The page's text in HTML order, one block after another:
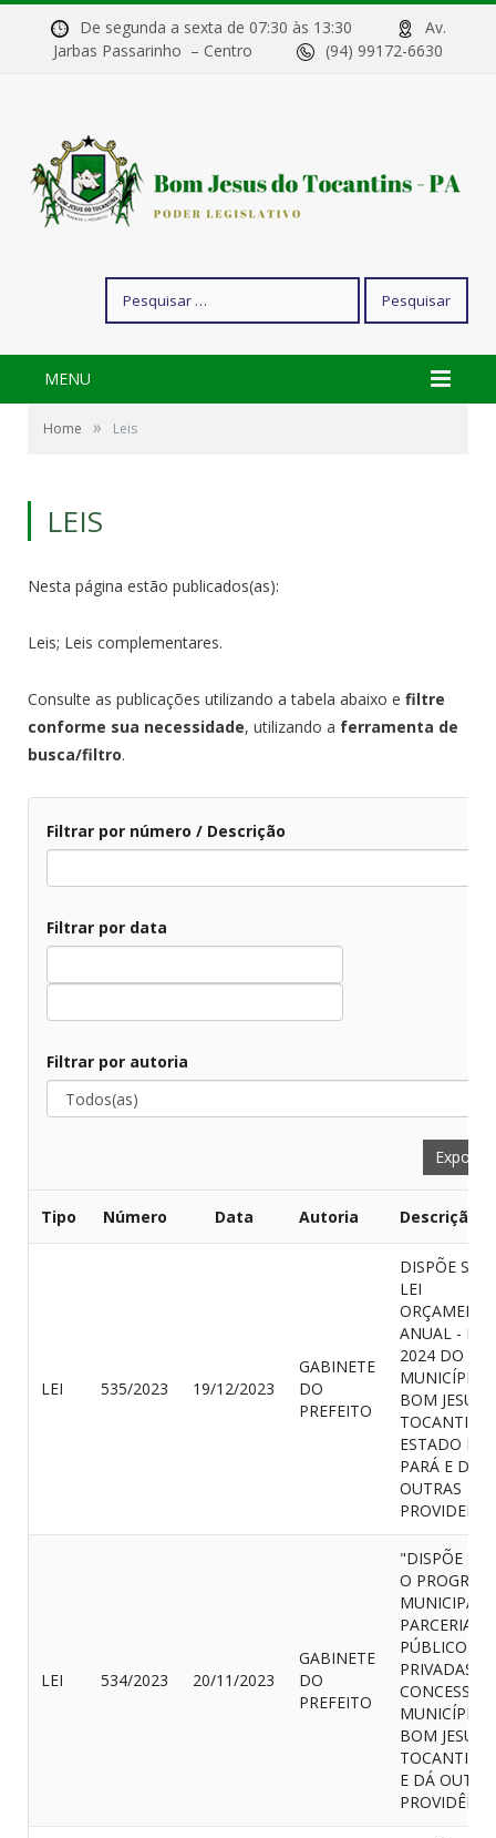
De segunda a sexta de 07:30 às 13:30
Av.
Jarbas Passarinho – Centro
(94) 99172-6630
por:
MENU
Home » Leis
LEIS
Nesta página estão publicados(as):
Leis; Leis complementares.
Consulte as publicações utilizando a tabela abaixo e filtre
conforme sua necessidade, utilizando a ferramenta de
busca/filtro.
Filtrar por número / Descrição
Filtrar por data
Filtrar por autoria
Todos(as)
Tipo Número Data Autoria Descrição
LEI 535/2023 19/12/2023
GABINETE
DO
PREFEITO
DISPÕE
LEI
ANUAL - LOA
2024 DO
MUNICÍPIO
BOM JESUS
TOCANTINS,
ESTADO DO
PARÁ E DÁ
OUTRAS
LEI 534/2023 20/11/2023
GABINETE
DO
PREFEITO
"DISPÕE
O
MUNICIPAL
PARCERIAS
PÚBLICO-
PRIVADAS
MUNICÍPIO
BOM JESUS
TOCANTINS
E DÁ